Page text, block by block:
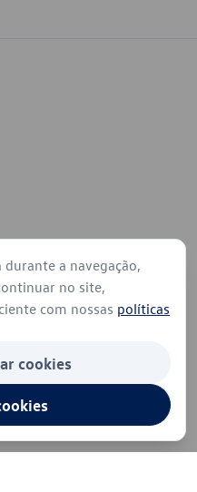
a navegação,
no site,
com nossas políticas
cookies